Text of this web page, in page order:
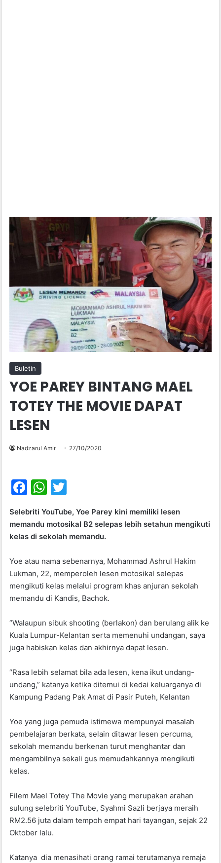
Buletin
YOE PAREY BINTANG MAEL
TOTEY THE MOVIE DAPAT
LESEN
Nadzarul Amir 27/10/2020
F
c
e
o
o
k
W
at
s
p
p
itt
er
Selebriti YouTube, Yoe Parey kini memiliki lesen
memandu motosikal B2 selepas lebih setahun mengikuti
kelas di sekolah memandu.
Yoe atau nama sebenarnya, Mohammad Ashrul Hakim
Lukman, 22, memperoleh lesen motosikal selepas
mengikuti kelas melalui program khas anjuran sekolah
memandu di Kandis, Bachok.
“Walaupun sibuk shooting (berlakon) dan berulang alik ke
Kuala Lumpur-Kelantan serta memenuhi undangan, saya
juga habiskan kelas dan akhirnya dapat lesen.
“Rasa lebih selamat bila ada lesen, kena ikut undang-
undang,” katanya ketika ditemui di kedai keluarganya di
Kampung Padang Pak Amat di Pasir Puteh, Kelantan
Yoe yang juga pemuda istimewa mempunyai masalah
pembelajaran berkata, selain ditawar lesen percuma,
sekolah memandu berkenan turut menghantar dan
mengambilnya sekali gus memudahkannya mengikuti
kelas.
Filem Mael Totey The Movie yang merupakan arahan
sulung selebriti YouTube, Syahmi Sazli berjaya meraih
RM2.56 juta dalam tempoh empat hari tayangan, sejak 22
Oktober lalu.
Katanya dia menasihati orang ramai terutamanya remaja